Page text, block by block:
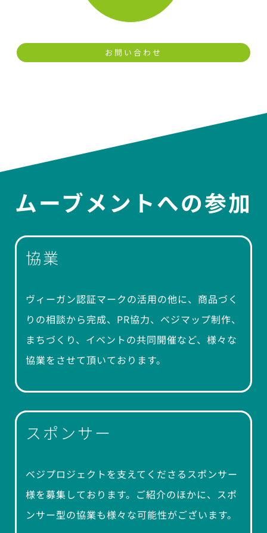
お問い合わせ
ムーブメントへの参加
協業
ヴィーガン認証マークの活用の他に、商品づく
りの相談から完成、PR協力、ベジマップ制作、
まちづくり、イベントの共同開催など、様々な
協業をさせて頂いております。
スポンサー
ベジプロジェクトを支えてくださるスポンサー
様を募集しております。ご紹介のほかに、スポ
ンサー型の協業も様々な可能性がございます。